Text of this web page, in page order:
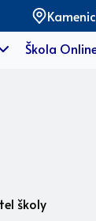
Škola
školy